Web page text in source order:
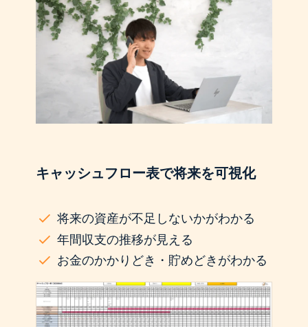
キャッシュフロー表で将来を可視化
将来の資産が不足しないかがわかる
年間収支の推移が見える
お金のかかりどき・貯めどきがわかる